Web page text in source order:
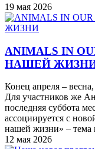
19 мая 2026
ANIMALS IN
НАШЕЙ
Конец апреля –
Для участников же
последняя суббота
ассоциируется с
нашей жизни» – тема
12 мая 2026